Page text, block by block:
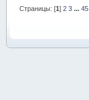
Страницы: [1]2 3 ...45